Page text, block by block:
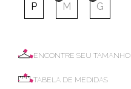
P M G
ENCONTRE SEU TAMANHO
TABELA DE MEDIDAS